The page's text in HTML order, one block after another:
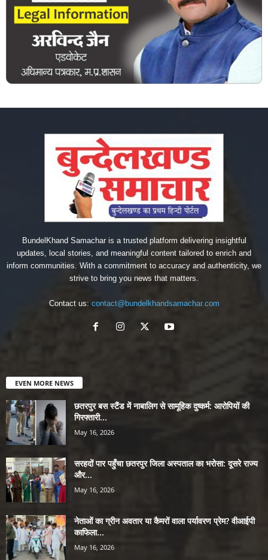
BundelKhand Samachar is a trusted platform delivering insightful
updates, local stories, and meaningful content tailored to enrich and
inform communities. With a commitment to accuracy and authenticity, we
strive to bring you news that matters.
Contact us: contact@bundelkhandsamachar.com
EVEN MORE NEWS
छतरपुर बस स्टैंड में नाबालिग से सामूहिक दुष्कर्म: आरोपियों की
गिरफ्तारी...
May 16, 2026
सरहदों पार पहुँचा छतरपुर जिला अस्पताल का भरोसा: दूसरे राज्य
और...
May 16, 2026
नेताओं का ग्रीन अवतार या कैमरों वाला पर्यावरण प्रेम? वीआईपी
काफिला...
May 16, 2026